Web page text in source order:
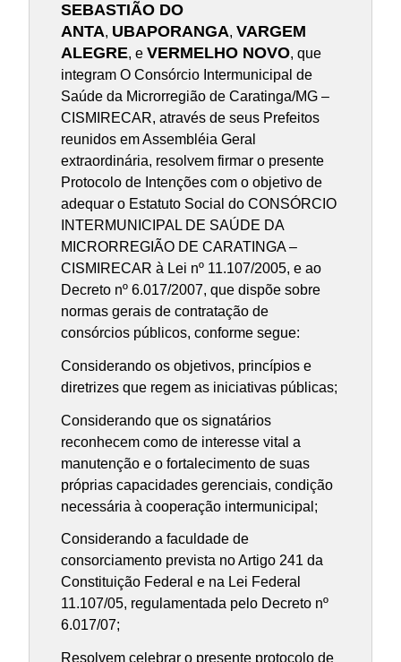
SEBASTIÃO DO
ANTA, UBAPORANGA,VARGEM
ALEGRE, eVERMELHO NOVO, que
integram O Consórcio Intermunicipal de
Saúde da Microrregião de Caratinga/MG –
CISMIRECAR, através de seus Prefeitos
reunidos em Assembléia Geral
extraordinária, resolvem firmar o presente
Protocolo de Intenções com o objetivo de
adequar o Estatuto Social do CONSÓRCIO
INTERMUNICIPAL DE SAÚDE DA
MICRORREGIÃO DE CARATINGA –
CISMIRECAR à Lei nº 11.107/2005, e ao
Decreto nº 6.017/2007, que dispõe sobre
normas gerais de contratação de
consórcios públicos, conforme segue:
Considerando os objetivos, princípios e
diretrizes que regem as iniciativas públicas;
Considerando que os signatários
reconhecem como de interesse vital a
manutenção e o fortalecimento de suas
próprias capacidades gerenciais, condição
necessária à cooperação intermunicipal;
Considerando a faculdade de
consorciamento prevista no Artigo 241 da
Constituição Federal e na Lei Federal
11.107/05, regulamentada pelo Decreto nº
6.017/07;
Resolvem celebrar o presente protocolo de